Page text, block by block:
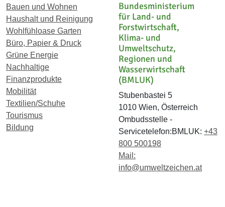
Bauen und Wohnen
Haushalt und Reinigung
Wohlfühloase Garten
Büro, Papier & Druck
Grüne Energie
Nachhaltige
Finanzprodukte
Mobilität
Textilien/Schuhe
Tourismus
Bildung
Bundesministerium
für Land- und
Forstwirtschaft,
Klima- und
Umweltschutz,
Regionen und
Wasserwirtschaft
(BMLUK)
Stubenbastei 5
1010 Wien, Österreich
Ombudsstelle -
Servicetelefon:BMLUK: +43
800 500198
Mail:
info@umweltzeichen.at